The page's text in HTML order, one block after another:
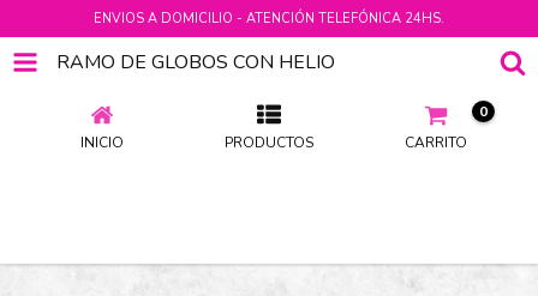
ENVIOS A DOMICILIO - ATENCIÓN TELEFÓNICA 24HS.
RAMO DE GLOBOS CON HELIO
INICIO PRODUCTOS CARRITO
0